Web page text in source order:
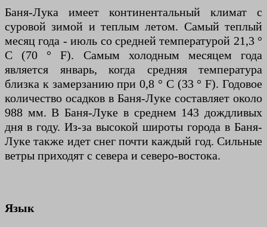
Баня-Лука имеет континентальный климат с
суровой зимой и теплым летом. Самый теплый
месяц года - июль со средней температурой 21,3 °
C (70 ° F). Самым холодным месяцем года
является январь, когда средняя температура
близка к замерзанию при 0,8 ° C (33 ° F). Годовое
количество осадков в Баня-Луке составляет около
988 мм. В Баня-Луке в среднем 143 дождливых
дня в году. Из-за высокой широты города в Баня-
Луке также идет снег почти каждый год. Сильные
ветры приходят с севера и северо-востока.
Язык